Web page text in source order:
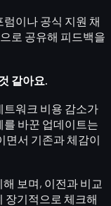
이나 공식 지원 채
로 공유해 피드백을
같아요.
트워크 비용 감소가
바꾼 업데이트는
면서 기존과 체감이
보며, 이전과 비교
장기적으로 체크해